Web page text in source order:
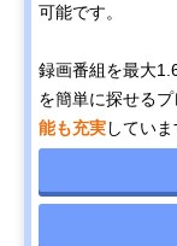
可能です。
録画番組を最大
を簡単に探せるプ
能も充実していま